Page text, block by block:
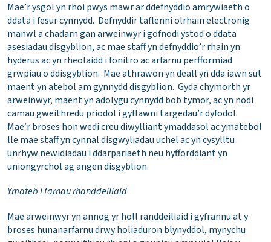
Mae’r ysgol yn rhoi pwys mawr ar ddefnyddio amrywiaeth o
ddata i fesur cynnydd. Defnyddir taflenni olrhain electronig
manwl a chadarn gan arweinwyr i gofnodi ystod o ddata
asesiadau disgyblion, ac mae staff yn defnyddio’r rhain yn
hyderus ac yn rheolaidd i fonitro ac arfarnu perfformiad
grwpiau o ddisgyblion. Mae athrawon yn deall yn dda iawn sut
maent yn atebol am gynnydd disgyblion. Gyda chymorth yr
arweinwyr, maent yn adolygu cynnydd bob tymor, ac yn nodi
camau gweithredu priodol i gyflawni targedau’r dyfodol.
Mae’r broses hon wedi creu diwylliant ymaddasol ac ymatebol
lle mae staff yn cynnal disgwyliadau uchel ac yn cysylltu
unrhyw newidiadau i ddarpariaeth neu hyfforddiant yn
uniongyrchol ag angen disgyblion.
Ymateb i farnau rhanddeiliaid
Mae arweinwyr yn annog yr holl randdeiliaid i gyfrannu at y
broses hunanarfarnu drwy holiaduron blynyddol, mynychu